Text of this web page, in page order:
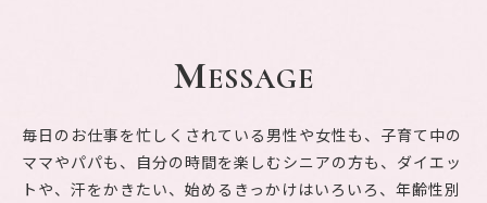
MESSAGE
毎日のお仕事を忙しくされている男性や女性も、子育て中の
ママやパパも、自分の時間を楽しむシニアの方も、ダイエッ
トや、汗をかきたい、始めるきっかけはいろいろ、年齢性別